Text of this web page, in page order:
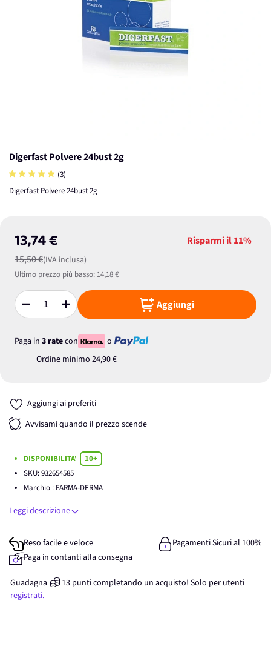
Digerfast Polvere 24bust 2g
(3)
Digerfast Polvere 24bust 2g
13,74 €
15,50 €(IVA inclusa)
Risparmi il11%
Ultimo prezzo più basso: 14,18 €
Quantità Aggiungi
Paga in 3 ratecon
o
Ordine minimo 24,90 €
Aggiungi ai preferiti
Avvisami quando il prezzo scende
DISPONIBILITA'
10+
SKU:932654585
Marchio : FARMA-DERMA
Leggi descrizione
Reso facile e veloce
Pagamenti Sicuri al 100%
Paga in contanti alla consegna
Guadagna 13 punticompletando un acquisto! Solo per utenti
registrati.